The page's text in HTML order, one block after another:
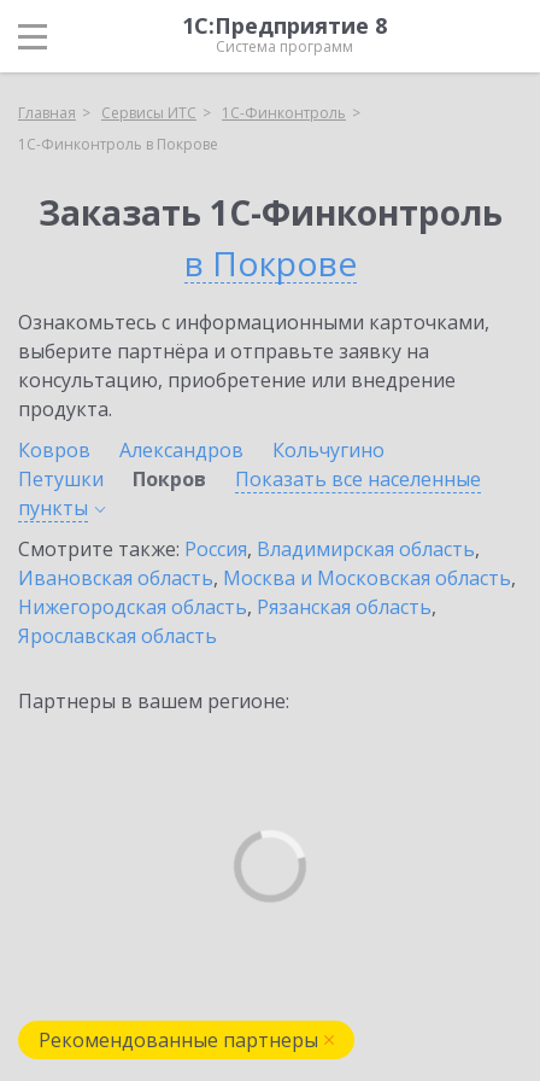
1С:Предприятие 8
Система программ
Главная Сервисы ИТС
1С-Финконтроль
1С-Финконтроль в Покрове
Заказать 1С-Финконтроль
в Покрове
Ознакомьтесь с информационными карточками,
выберите партнёра и отправьте заявку на
консультацию, приобретение или внедрение
продукта.
Ковров
Александров
Кольчугино
Петушки
Покров
Показать все населенные
пункты
Смотрите также: Россия, Владимирская область,
Ивановская область, Москва и Московская область,
Нижегородская область, Рязанская область,
Ярославская область
Партнеры в вашем регионе:
Рекомендованные партнеры